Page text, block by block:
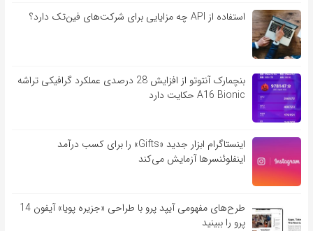
استفاده از API چه مزایایی برای شرکت‌های فین‌تک دارد؟
بنچمارک آنتوتو از افزایش 28 درصدی عملکرد گرافیکی تراشه
A16 Bionic حکایت دارد
اینستاگرام ابزار جدید «Gifts» را برای کسب درآمد
اینفلوئنسرها آزمایش می‌کند
طرح‌های مفهومی آیپد پرو با طراحی «جزیره پویا» آیفون 14
پرو را ببینید